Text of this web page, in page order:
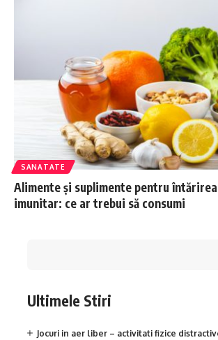
SANATATE
Alimente și suplimente pentru
imunitar: ce ar trebui să consumi
Ultimele Stiri
Jocuri in aer liber – activitati fizice